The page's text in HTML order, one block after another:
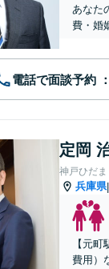
あなた
費・婚
電話で面談予約
定岡
神戸ひだ
兵庫県|
【元
費用）